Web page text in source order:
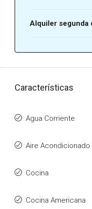
Alquiler segunda
Características
Agua Corriente
Aire Acondicionado
Cocina
Cocina Americana